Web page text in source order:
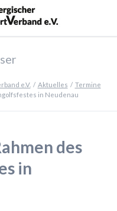
e.V. Aktuelles
Termine
in Neudenau
des
in